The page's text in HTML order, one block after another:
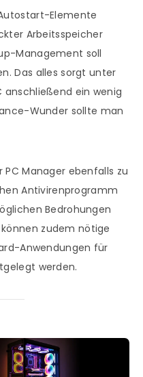
Elemente
Arbeitsspeicher
Management soll
Das alles sorgt unter
anschließend ein wenig
Wunder sollte man
Manager ebenfalls zu
Antivirenprogramm
Bedrohungen
zudem nötige
Anwendungen für
werden.